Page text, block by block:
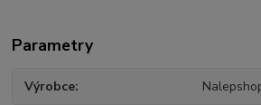
Parametry
Výrobce